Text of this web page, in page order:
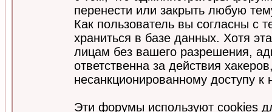
перенести или закрыть любую
Как пользователь вы согласны с
храниться в базе данных. Хотя
лицам без вашего разрешения,
ответственна за действия
несанкционированному доступу к
Эти форумы используют cookies